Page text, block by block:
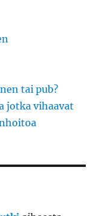
tai pub?
jotka vihaavat